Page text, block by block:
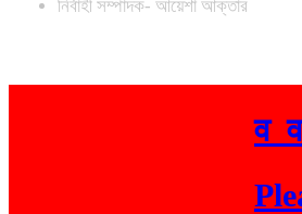
নির্বাহী সম্পাদক- আয়েশা আক্তার